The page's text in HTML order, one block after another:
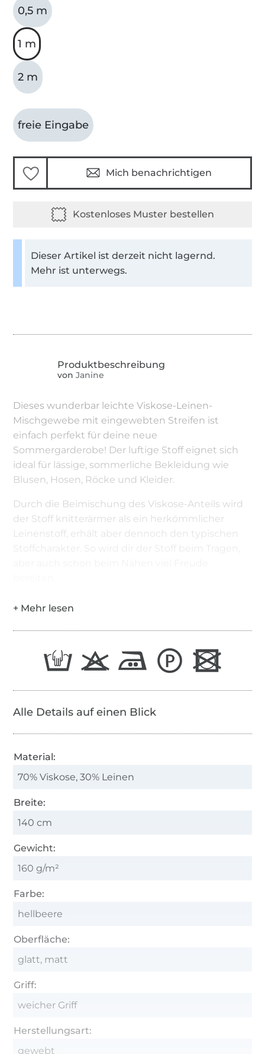
0,5 m
1 m
2 m
freie Eingabe
Mich benachrichtigen
Dieser Artikel ist derzeit nicht lagernd.
Mehr ist unterwegs.
von Janine
Dieses wunderbar leichte Viskose-Leinen-
Mischgewebe mit eingewebten Streifen ist
einfach perfekt für deine neue
Sommergarderobe! Der luftige Stoff eignet sich
ideal für lässige, sommerliche Bekleidung wie
Blusen, Hosen, Röcke und Kleider.
Durch die Beimischung des Viskose-Anteils wird
der Stoff knitterärmer als ein herkömmlicher
Leinenstoff, erhält aber dennoch den typischen
Alle Details auf einen Blick
Material:
70% Viskose, 30% Leinen
Breite:
140 cm
Gewicht:
160 g/m²
Farbe:
hellbeere
Oberfläche:
glatt, matt
Griff:
weicher Griff
Herstellungsart:
gewebt